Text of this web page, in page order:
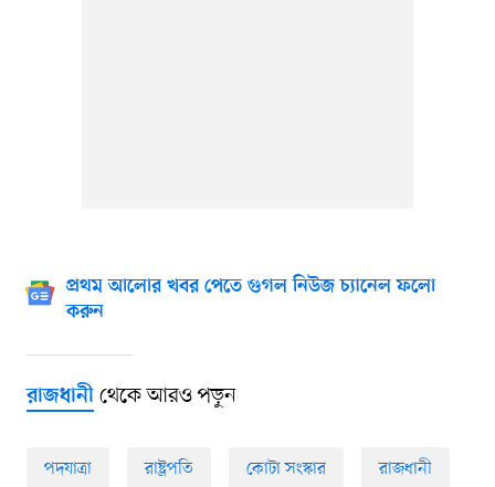
প্রথম আলোর খবর পেতে গুগল নিউজ চ্যানেল ফলো
করুন
রাজধানীথেকে আরও পড়ুন
পদযাত্রা রাষ্ট্রপতি কোটা সংস্কার রাজধানী